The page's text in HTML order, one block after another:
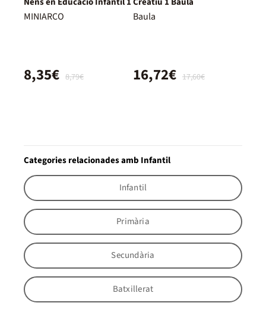
MINIARCO
8,79€
8,35€
Baula
17,60€
16,72€
Categories relacionades amb Infantil
Infantil
Primària
Secundària
Batxillerat